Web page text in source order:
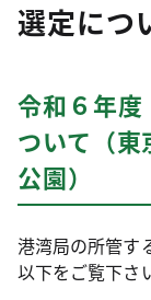
選定につ
令和６年
ついて（東
公園）
港湾局の所管す
以下をご覧下さ